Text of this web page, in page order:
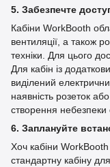
5. Забезпечте
Кабіни WorkBooth
вентиляції, а також
техніки. Для цього
Для кабін із
виділений
наявність розеток
створення небезпеки
6. Заплануйте
Хоч кабіни
стандартну кабіну